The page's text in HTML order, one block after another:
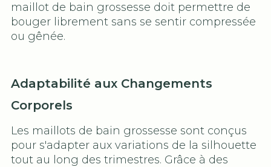
maillot de bain grossesse doit permettre de
bouger librement sans se sentir compressée
ou gênée.
Adaptabilité aux Changements
Corporels
Les maillots de bain grossesse sont conçus
pour s'adapter aux variations de la silhouette
tout au long des trimestres. Grâce à des